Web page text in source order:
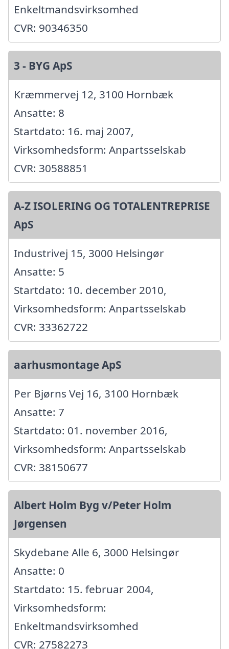
Enkeltmandsvirksomhed
CVR: 90346350
3 - BYG ApS
Kræmmervej 12, 3100 Hornbæk
Ansatte: 8
Startdato: 16. maj 2007,
Virksomhedsform: Anpartsselskab
CVR: 30588851
A-Z ISOLERING OG TOTALENTREPRISE
ApS
Industrivej 15, 3000 Helsingør
Ansatte: 5
Startdato: 10. december 2010,
Virksomhedsform: Anpartsselskab
CVR: 33362722
aarhusmontage ApS
Per Bjørns Vej 16, 3100 Hornbæk
Ansatte: 7
Startdato: 01. november 2016,
Virksomhedsform: Anpartsselskab
CVR: 38150677
Albert Holm Byg v/Peter Holm
Jørgensen
Skydebane Alle 6, 3000 Helsingør
Ansatte: 0
Startdato: 15. februar 2004,
Virksomhedsform:
Enkeltmandsvirksomhed
CVR: 27582273